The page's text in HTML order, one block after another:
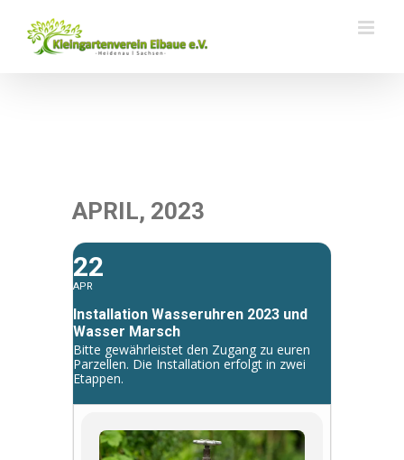
Inhalt
springen
APRIL, 2023
22
APR
Installation Wasseruhren 2023 und
Wasser Marsch
Bitte gewährleistet den Zugang zu euren
Parzellen. Die Installation erfolgt in zwei
Etappen.